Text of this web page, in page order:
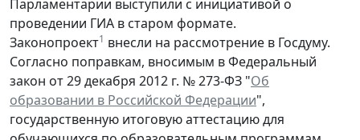
Парламентарии выступили с инициативой о
проведении ГИА в старом формате.
Законопроект1 внесли на рассмотрение в Госдуму.
Согласно поправкам, вносимым в Федеральный
закон от 29 декабря 2012 г. № 273-ФЗ "Об
образовании в Российской Федерации",
государственную итоговую аттестацию для